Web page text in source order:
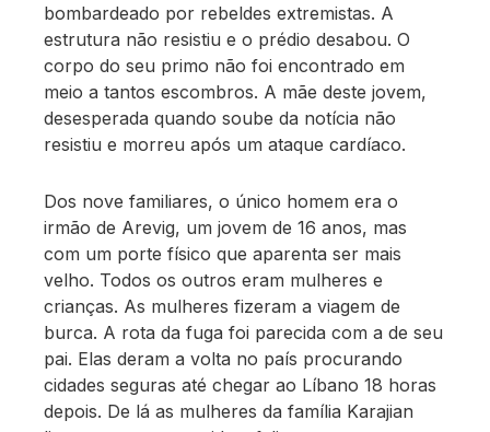
bombardeado por rebeldes extremistas. A
estrutura não resistiu e o prédio desabou. O
corpo do seu primo não foi encontrado em
meio a tantos escombros. A mãe deste jovem,
desesperada quando soube da notícia não
resistiu e morreu após um ataque cardíaco.
Dos nove familiares, o único homem era o
irmão de Arevig, um jovem de 16 anos, mas
com um porte físico que aparenta ser mais
velho. Todos os outros eram mulheres e
crianças. As mulheres fizeram a viagem de
burca. A rota da fuga foi parecida com a de seu
pai. Elas deram a volta no país procurando
cidades seguras até chegar ao Líbano 18 horas
depois. De lá as mulheres da família Karajian